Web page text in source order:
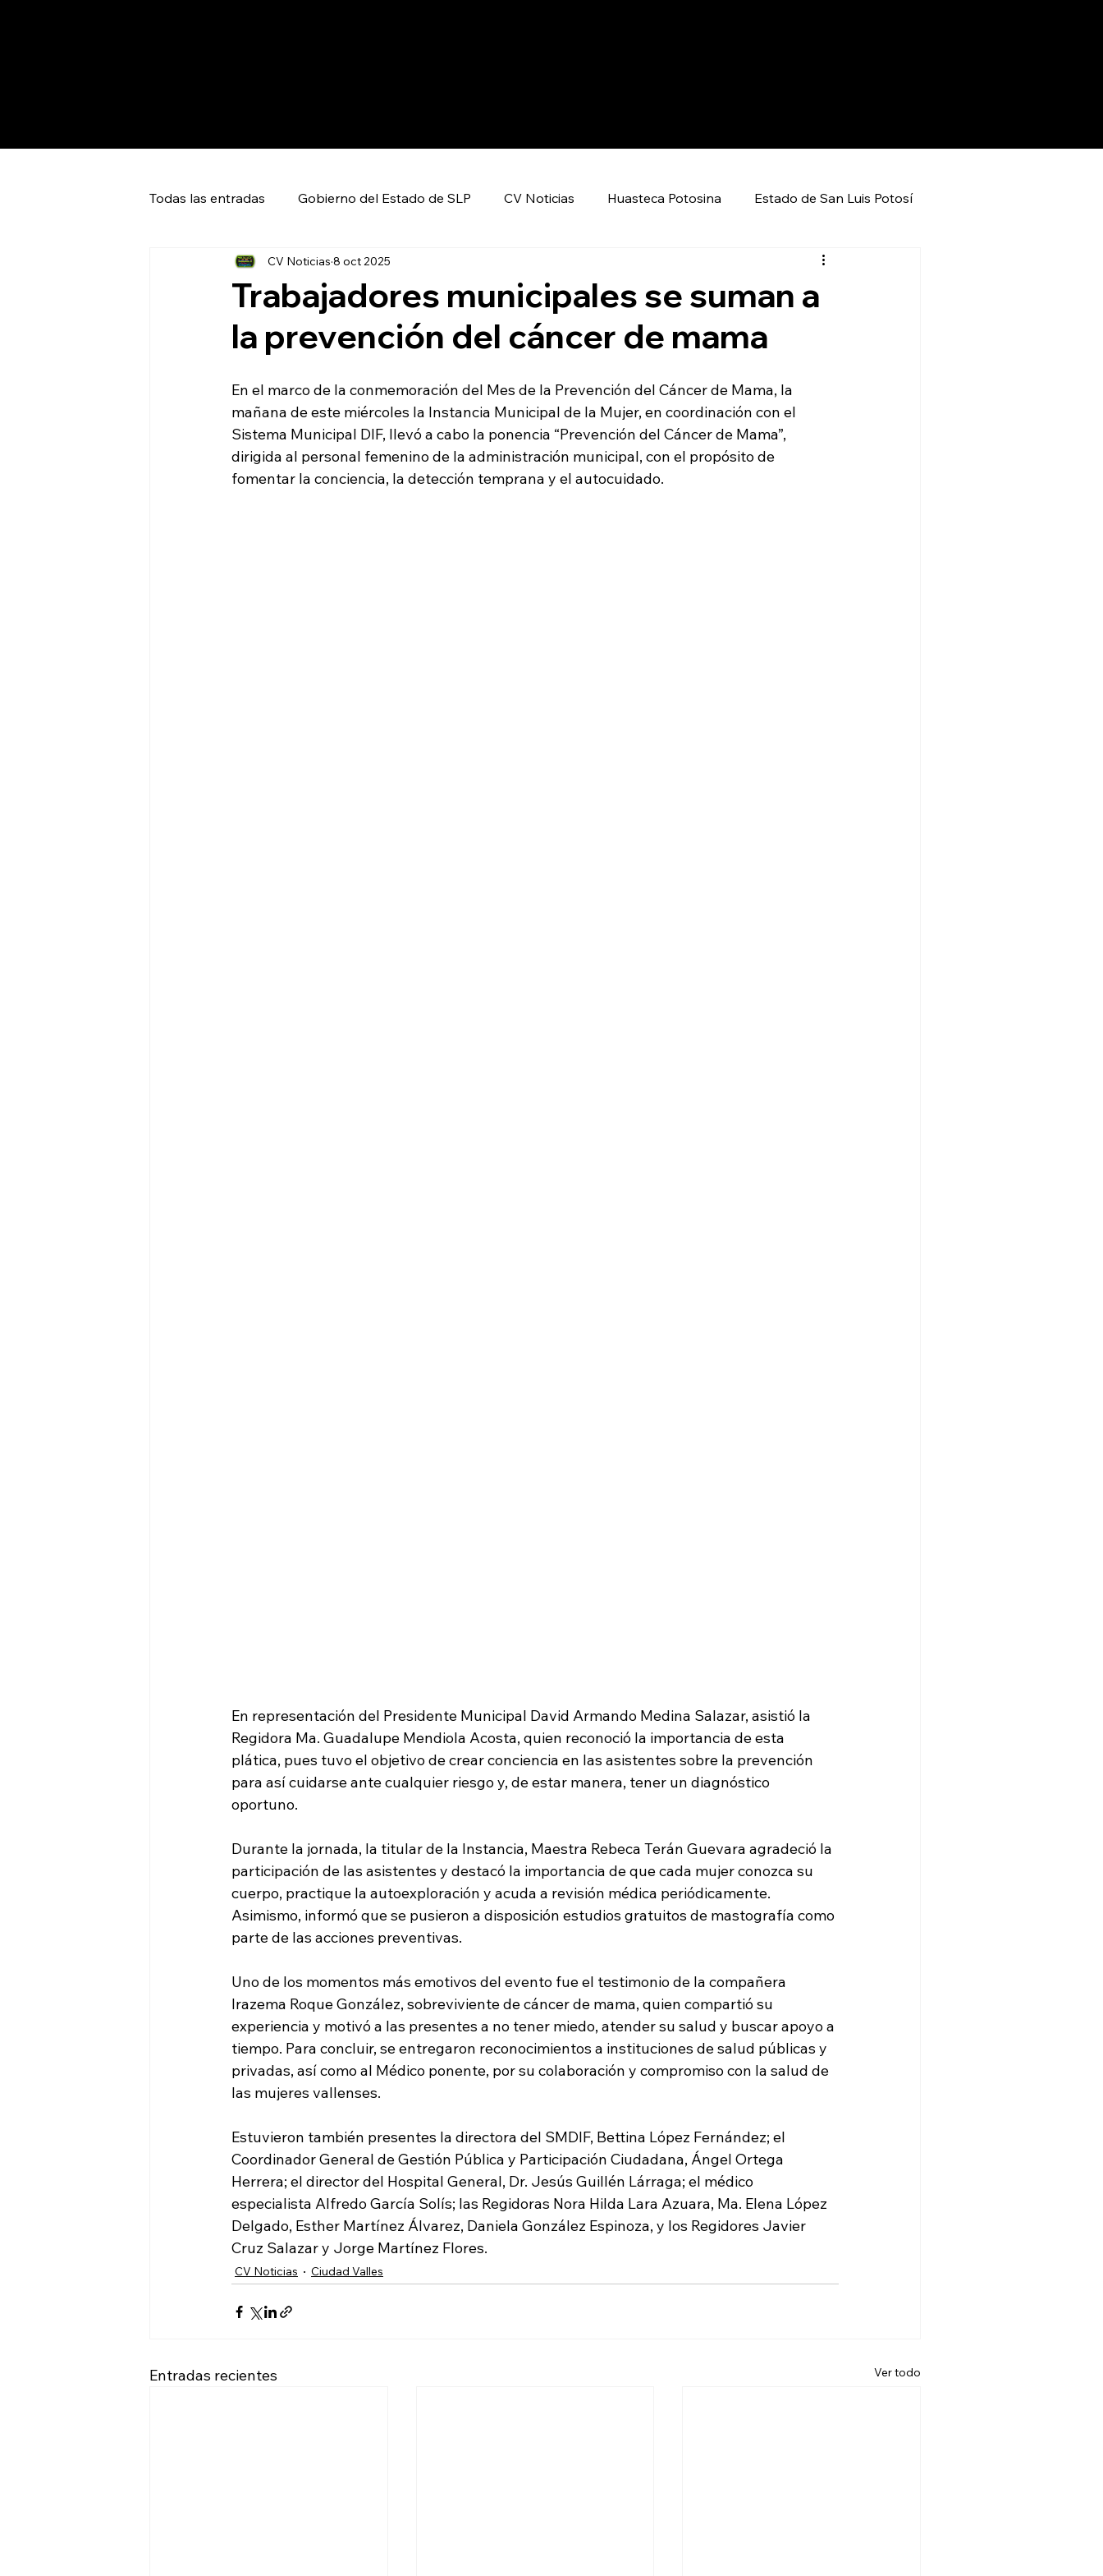
Todas las entradas Gobierno del Estado de SLP CV Noticias Huasteca Potosina Estado de San Luis Potosí
Capital SLP Ciudad Valles Entretenimiento
Huasteca Global News Ciencia y Tecnología Economía Política
Trabajadores municipales se suman a
la prevención del cáncer de mama
CV Noticias 8 oct 2025
En el marco de la conmemoración del Mes de la Prevención del Cáncer de Mama, la
mañana de este miércoles la Instancia Municipal de la Mujer, en coordinación con el
Sistema Municipal DIF, llevó a cabo la ponencia “Prevención del Cáncer de Mama”,
dirigida al personal femenino de la administración municipal, con el propósito de
fomentar la conciencia, la detección temprana y el autocuidado.
En representación del Presidente Municipal David Armando Medina Salazar, asistió la
Regidora Ma. Guadalupe Mendiola Acosta, quien reconoció la importancia de esta
plática, pues tuvo el objetivo de crear conciencia en las asistentes sobre la prevención
para así cuidarse ante cualquier riesgo y, de estar manera, tener un diagnóstico
oportuno.
Durante la jornada, la titular de la Instancia, Maestra Rebeca Terán Guevara agradeció la
participación de las asistentes y destacó la importancia de que cada mujer conozca su
cuerpo, practique la autoexploración y acuda a revisión médica periódicamente.
Asimismo, informó que se pusieron a disposición estudios gratuitos de mastografía como
parte de las acciones preventivas.
Uno de los momentos más emotivos del evento fue el testimonio de la compañera
Irazema Roque González, sobreviviente de cáncer de mama, quien compartió su
experiencia y motivó a las presentes a no tener miedo, atender su salud y buscar apoyo a
tiempo. Para concluir, se entregaron reconocimientos a instituciones de salud públicas y
privadas, así como al Médico ponente, por su colaboración y compromiso con la salud de
las mujeres vallenses.
Estuvieron también presentes la directora del SMDIF, Bettina López Fernández; el
Coordinador General de Gestión Pública y Participación Ciudadana, Ángel Ortega
Herrera; el director del Hospital General, Dr. Jesús Guillén Lárraga; el médico
especialista Alfredo García Solís; las Regidoras Nora Hilda Lara Azuara, Ma. Elena López
Delgado, Esther Martínez Álvarez, Daniela González Espinoza, y los Regidores Javier
Cruz Salazar y Jorge Martínez Flores.
CV Noticias Ciudad Valles
Entradas recientes Ver todo